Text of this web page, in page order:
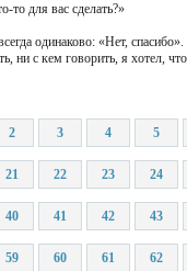
то для вас сделать?»
одинаково: «Нет,
ни с кем говорить, я хотел,
2 3 4 5
21 22 23 24
40 41 42 43
59 60 61 62